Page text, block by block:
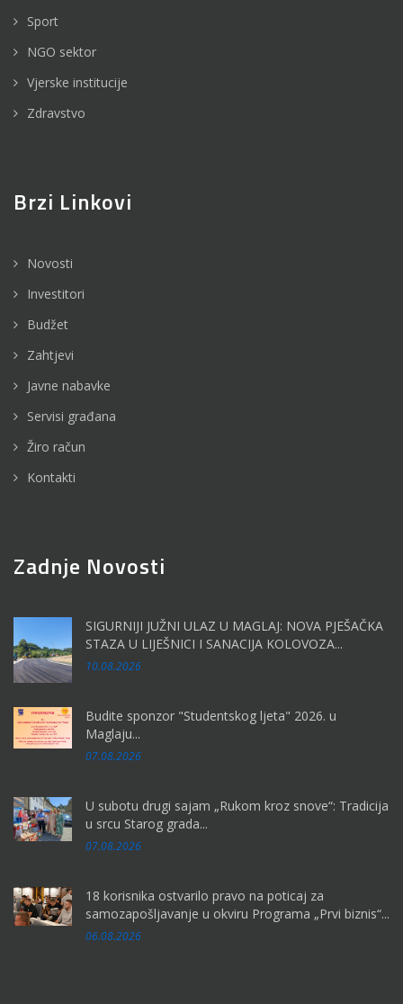
Sport
NGO sektor
Vjerske institucije
Zdravstvo
Brzi Linkovi
Novosti
Investitori
Budžet
Zahtjevi
Javne nabavke
Servisi građana
Žiro račun
Kontakti
Zadnje Novosti
SIGURNIJI JUŽNI ULAZ U MAGLAJ: NOVA PJEŠAČKA
STAZA U LIJEŠNICI I SANACIJA KOLOVOZA...
10.08.2026
Budite sponzor "Studentskog ljeta" 2026. u
Maglaju...
07.08.2026
U subotu drugi sajam „Rukom kroz snove“: Tradicija
u srcu Starog grada...
07.08.2026
18 korisnika ostvarilo pravo na poticaj za
samozapošljavanje u okviru Programa „Prvi biznis“...
06.08.2026